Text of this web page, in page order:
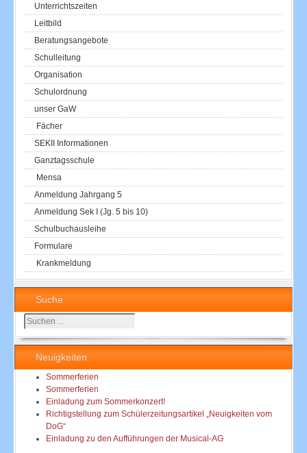
Unterrichtszeiten
Leitbild
Beratungsangebote
Schulleitung
Organisation
Schulordnung
unser GaW
Fächer
SEKII Informationen
Ganztagsschule
Mensa
Anmeldung Jahrgang 5
Anmeldung Sek I (Jg. 5 bis 10)
Schulbuchausleihe
Formulare
Krankmeldung
Suche
Suchen
...
Neuigkeiten
Sommerferien
Sommerferien
Einladung zum Sommerkonzert!
Richtigstellung zum Schülerzeitungsartikel „Neuigkeiten vom
DoG“
Einladung zu den Aufführungen der Musical-AG